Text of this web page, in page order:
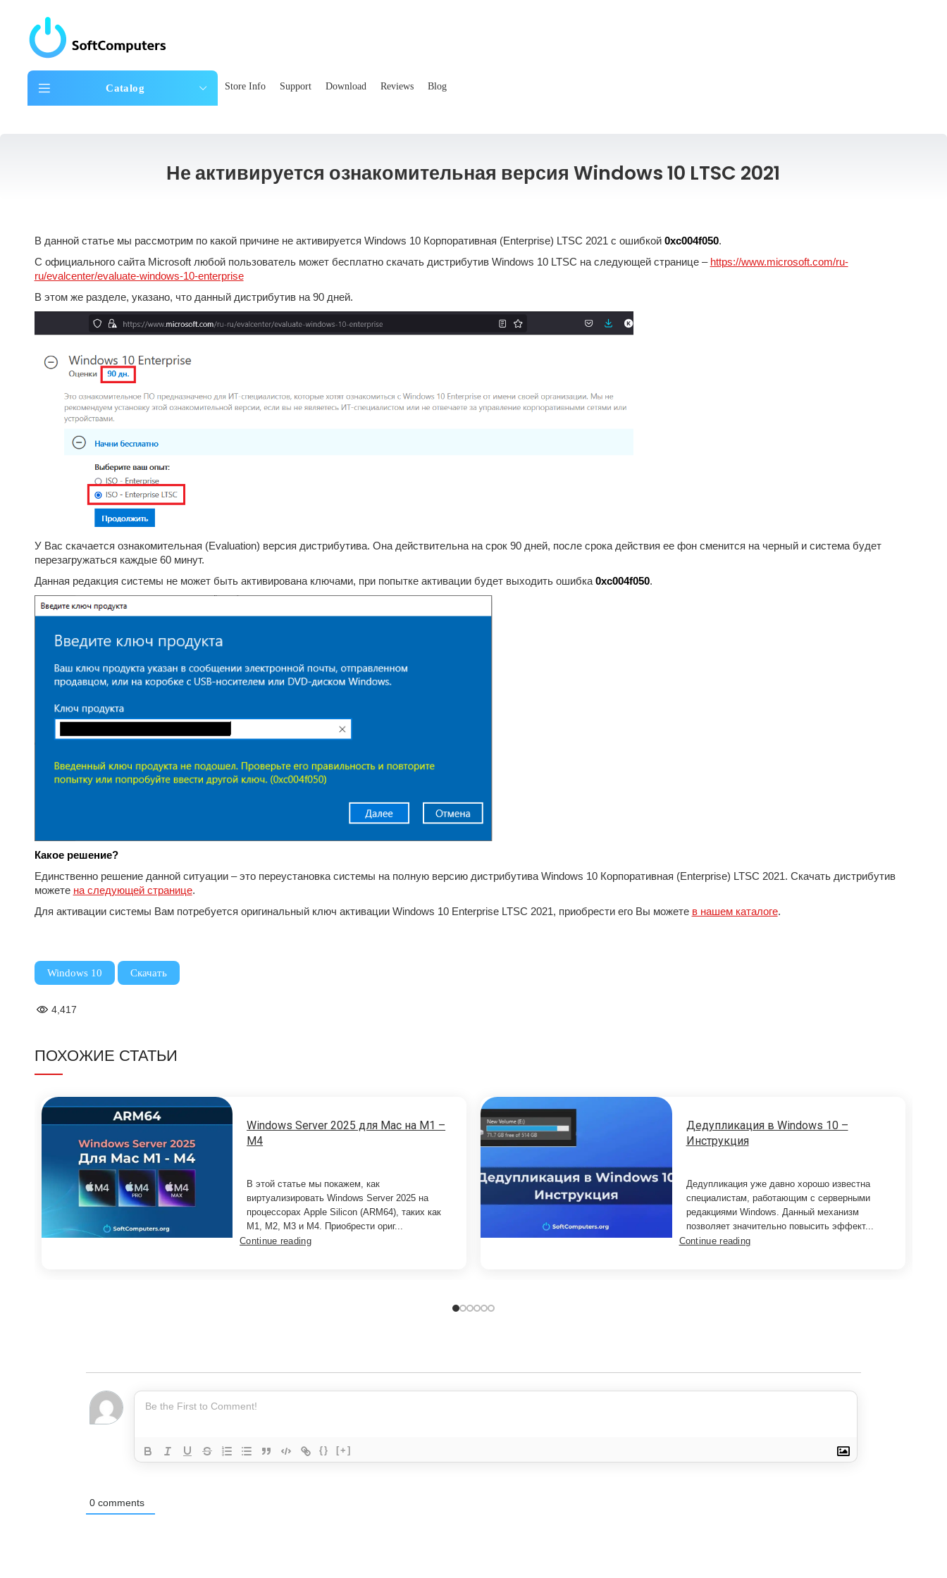
Catalog Store Info Support Download Reviews Blog
Не активируется ознакомительная версия Windows 10 LTSC 2021
В данной статье мы рассмотрим по какой причине не активируется Windows 10 Корпоративная (Enterprise) LTSC 2021 с ошибкой 0xc004f050.
С официального сайта Microsoft любой пользователь может бесплатно скачать дистрибутив Windows 10 LTSC на следующей странице – https://www.microsoft.com/ru-
ru/evalcenter/evaluate-windows-10-enterprise
В этом же разделе, указано, что данный дистрибутив на 90 дней.
У Вас скачается ознакомительная (Evaluation) версия дистрибутива. Она действительна на срок 90 дней, после срока действия ее фон сменится на черный и система будет
перезагружаться каждые 60 минут.
Данная редакция системы не может быть активирована ключами, при попытке активации будет выходить ошибка 0xc004f050.
Какое решение?
Единственно решение данной ситуации – это переустановка системы на полную версию дистрибутива Windows 10 Корпоративная (Enterprise) LTSC 2021. Скачать дистрибутив
можете на следующей странице.
Для активации системы Вам потребуется оригинальный ключ активации Windows 10 Enterprise LTSC 2021, приобрести его Вы можете в нашем каталоге.
Windows 10 , Скачать
4,417
ПОХОЖИЕ СТАТЬИ
Windows Server 2025 для Mac на M1 –
M4
В этой статье мы покажем, как
виртуализировать Windows Server 2025 на
процессорах Apple Silicon (ARM64), таких как
M1, M2, M3 и M4. Приобрести ориг...
Continue reading
Дедупликация в Windows 10 –
Инструкция
Дедупликация уже давно хорошо известна
специалистам, работающим с серверными
редакциями Windows. Данный механизм
позволяет значительно повысить эффект...
Continue reading
{} [+]
0comments